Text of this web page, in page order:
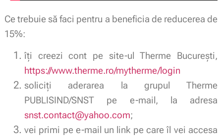
Ce trebuie să faci pentru a beneficia de reducerea de
15%:
îți creezi cont pe site-ul Therme București,
https://www.therme.ro/mytherme/login
soliciți aderarea la grupul Therme
PUBLISIND/SNST pe e-mail, la adresa
snst.contact@yahoo.com;
vei primi pe e-mail un link pe care îl vei accesa